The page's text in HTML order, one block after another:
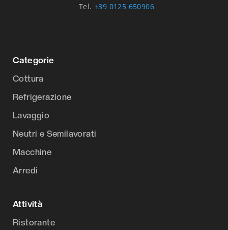
Tel. +39 0125 650906
Categorie
Cottura
Refrigerazione
Lavaggio
Neutri e Semilavorati
Macchine
Arredi
Attività
Ristorante